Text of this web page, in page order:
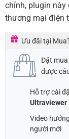
chỉnh, plugin
thương mại điện
Ưu đãi tại
Đặt mua
được
Hỗ trợ cài
Ultraviewer
Video
người mới